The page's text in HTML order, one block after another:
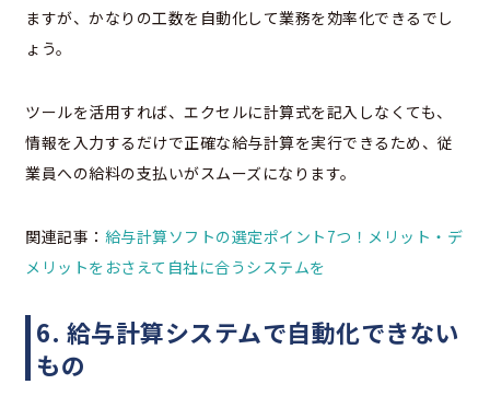
ますが、かなりの工数を自動化して業務を効率化できるでし
ょう。
ツールを活用すれば、エクセルに計算式を記入しなくても、
情報を入力するだけで正確な給与計算を実行できるため、従
業員への給料の支払いがスムーズになります。
関連記事： 給与計算ソフトの選定ポイント7つ！メリット・デ
メリットをおさえて自社に合うシステムを
6. 給与計算システムで自動化できない
もの